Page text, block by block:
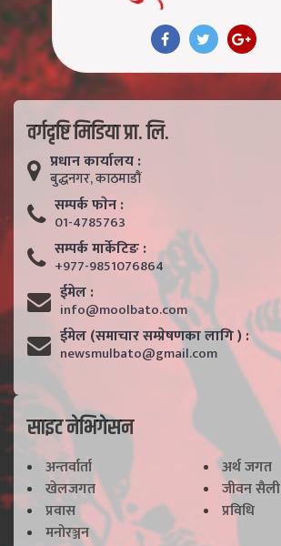
वर्गदृष्टि मिडिया प्रा. लि.
प्रधान कार्यालय :
बुद्धनगर, काठमाडाैं
सम्पर्क फाेन :
01-4785763
सम्पर्क मार्केटिङ :
+977-9851076864
ईमेल :
info@moolbato.com
ईमेल (समाचार सम्प्रेषणका लागि ) :
newsmulbato@gmail.com
साइट नेभिगेसन
अन्तर्वार्ता
अर्थ जगत
खेलजगत
जीवन सैली
प्रवास
प्रविधि
मनोरञ्जन